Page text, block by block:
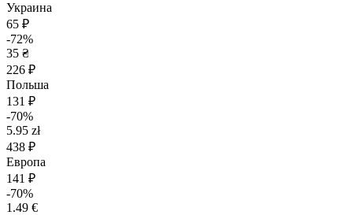
Украина
65 ₽
-72%
35 ₴
226 ₽
Польша
131 ₽
-70%
5.95 zł
438 ₽
Европа
141 ₽
-70%
1.49 €